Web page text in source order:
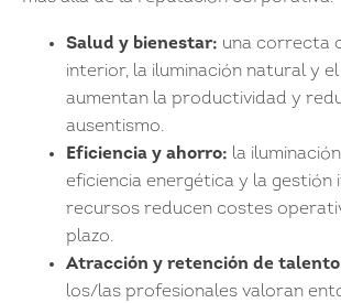
Salud y bienestar: una correcta
interior, la iluminación natural y
aumentan la productividad y
ausentismo.
Eficiencia y ahorro: la
eficiencia energética y la gestión
recursos reducen costes
plazo.
Atracción y retención de
los/las profesionales valoran